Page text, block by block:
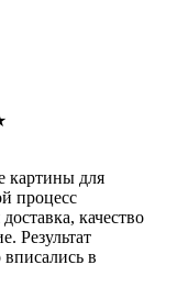
картины для
процесс
качество
Результат
в